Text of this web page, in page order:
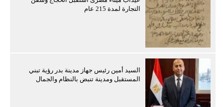
التجارة لمدة 215 عام
السيد أمين رئيس جهاز مدينة بدر رؤية تبني
المستقبل ومدينة تنبض بالنظام والجمال